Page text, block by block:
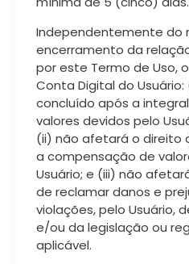
Independentemente do
encerramento da
por este Termo de Uso,
Conta Digital do
concluído após a
valores devidos pelo
(ii) não afetará o direito
a compensação de
Usuário; e (iii) não
de reclamar danos e
violações, pelo Usuário,
e/ou da legislação ou
aplicável.